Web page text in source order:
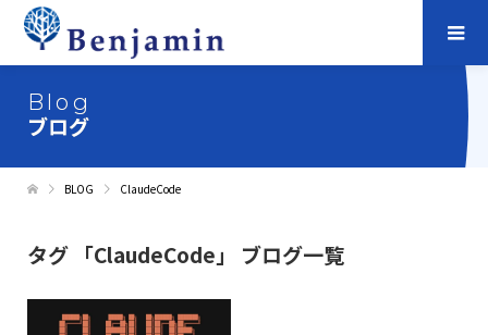
Blog
ブログ
BLOG ClaudeCode
タグ 「ClaudeCode」 ブログ一覧